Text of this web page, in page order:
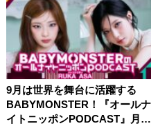
9月は世界を舞台に活躍する
BABYMONSTER！『オールナ
イトニッポンPODCAST』月替